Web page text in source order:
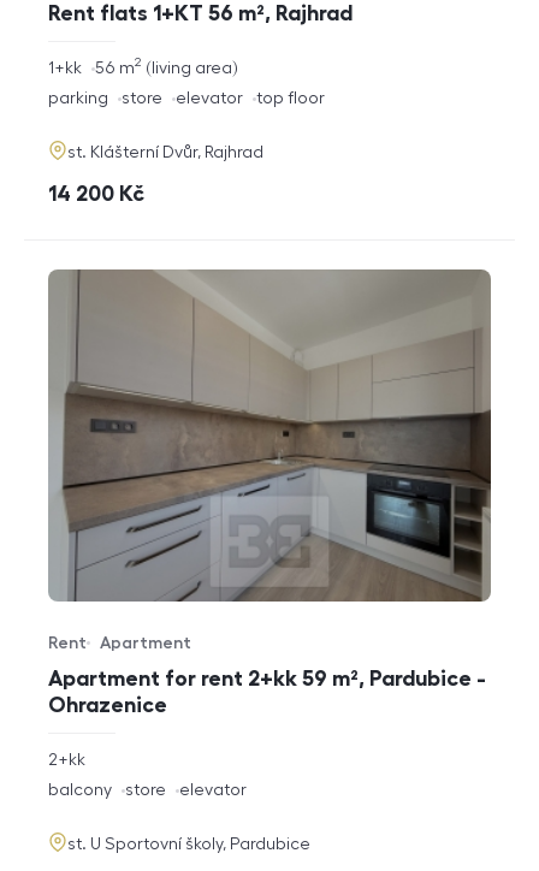
Rent flats 1+KT 56 m², Rajhrad
rozměry
disposition
1+kk living area
56 m2
funkce
parking store elevator top floor
adresa
st. Klášterní Dvůr, Rajhrad
cena
14 200 Kč
Apartment for rent 2+kk 59 m², Pardubice -
Ohrazenice
Offer type
Rent
Property type
Apartment
rozměry
disposition
2+kk
funkce
balcony store elevator
adresa
st. U Sportovní školy, Pardubice